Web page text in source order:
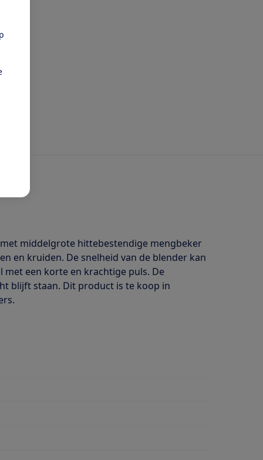
met middelgrote hittebestendige mengbeker
en kruiden. De snelheid van de blender kan
met een korte en krachtige puls. De
blijft staan. Dit product is te koop in